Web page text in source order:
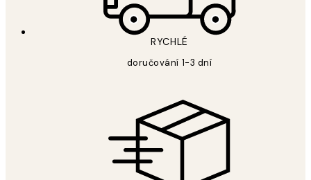
RYCHLÉ
doručování 1-3 dní